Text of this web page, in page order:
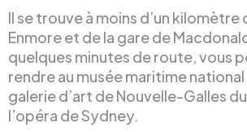
Il se trouve à moins d’un
Enmore et de la gare de
quelques minutes de route, vous
rendre au musée maritime national
galerie d’art de Nouvelle-Galles
l’opéra de Sydney.